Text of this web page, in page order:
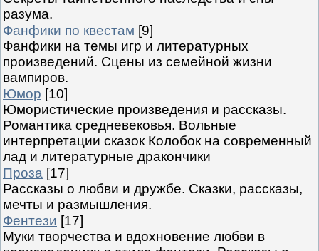
разума.
Фанфики по квестам [9]
Фанфики на темы игр и литературных
произведений. Сцены из семейной жизни
вампиров.
Юмор [10]
Юмористические произведения и рассказы.
Романтика средневековья. Вольные
интерпретации сказок Колобок на современный
лад и литературные дракончики
Проза [17]
Рассказы о любви и дружбе. Сказки, рассказы,
мечты и размышления.
Фентези [17]
Муки творчества и вдохновение любви в